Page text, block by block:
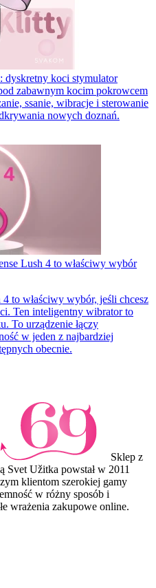
dyskretny koci stymulator
zabawnym kocim pokrowcem
ssanie, wibracje i sterowanie
nowych doznań.
Lush 4 to właściwy wybór
to właściwy wybór, jeśli chcesz
Ten inteligentny wibrator to
To urządzenie łączy
w jeden z najbardziej
obecnie.
Sklep z
Svet Užitka powstał w 2011
klientom szerokiej gamy
w różny sposób i
wrażenia zakupowe online.